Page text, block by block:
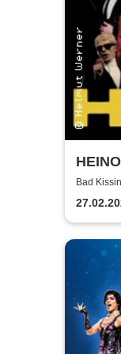
Vol. 2
Bad